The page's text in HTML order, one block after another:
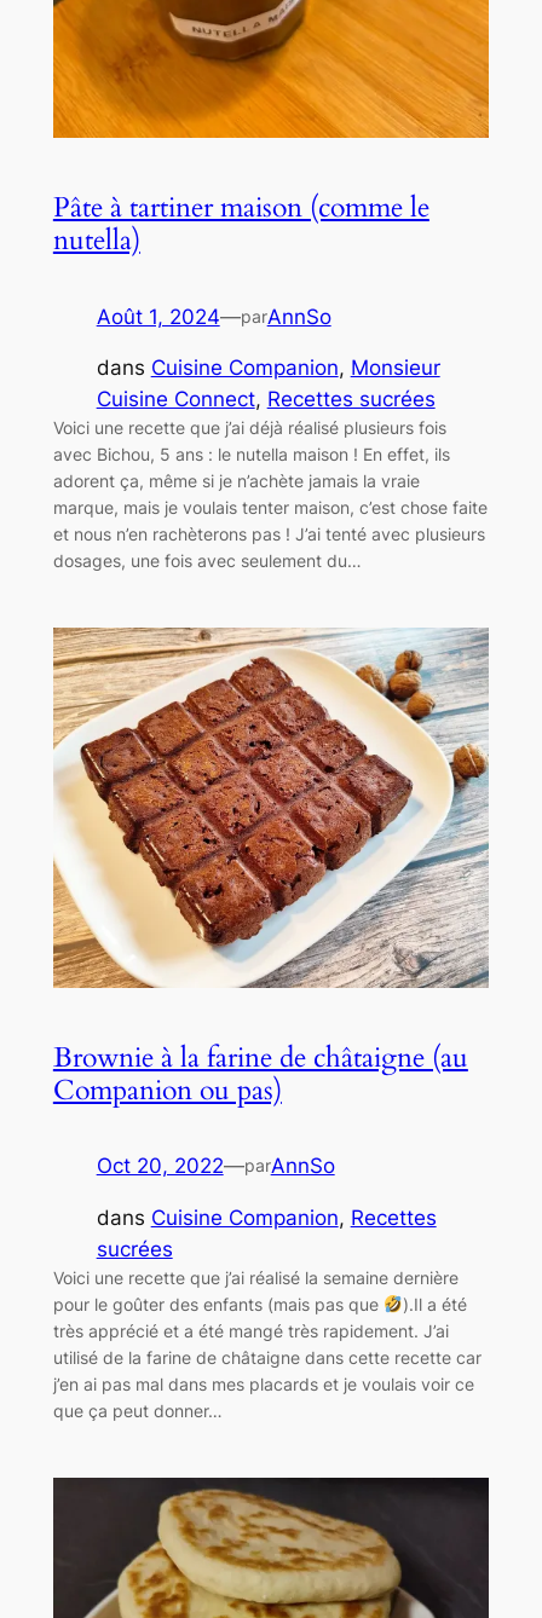
Pâte à tartiner maison (comme le
nutella)
Août 1, 2024—parAnnSo
dans Cuisine Companion, Monsieur
Cuisine Connect, Recettes sucrées
Voici une recette que j’ai déjà réalisé plusieurs fois
avec Bichou, 5 ans : le nutella maison ! En effet, ils
adorent ça, même si je n’achète jamais la vraie
marque, mais je voulais tenter maison, c’est chose faite
et nous n’en rachèterons pas ! J’ai tenté avec plusieurs
dosages, une fois avec seulement du…
Brownie à la farine de châtaigne (au
Companion ou pas)
Oct 20, 2022—parAnnSo
dans Cuisine Companion, Recettes
sucrées
Voici une recette que j’ai réalisé la semaine dernière
pour le goûter des enfants (mais pas que
).Il a été
très apprécié et a été mangé très rapidement. J’ai
utilisé de la farine de châtaigne dans cette recette car
j’en ai pas mal dans mes placards et je voulais voir ce
que ça peut donner…